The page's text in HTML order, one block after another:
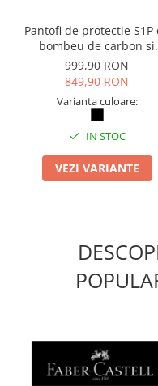
Pantaloni
Pantaloni cu pieptar
Impermeabile
Incaltaminte
Manusi de protectie
Accesorii pentru
Ochelari de protectie si
Masti de protectie
Pantofi de protectie S1P
bombeu de carbon si
inchidere BOAÂ® Fit
999,90 RON
849,90 RON
Varianta culoare:
IN STOC
VEZI VARIANTE